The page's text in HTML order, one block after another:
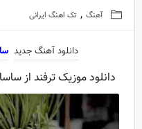
آهنگ , تک اهنگ ایرانی
دانلود آهنگ جدید
دانلود موزیک ترفند از